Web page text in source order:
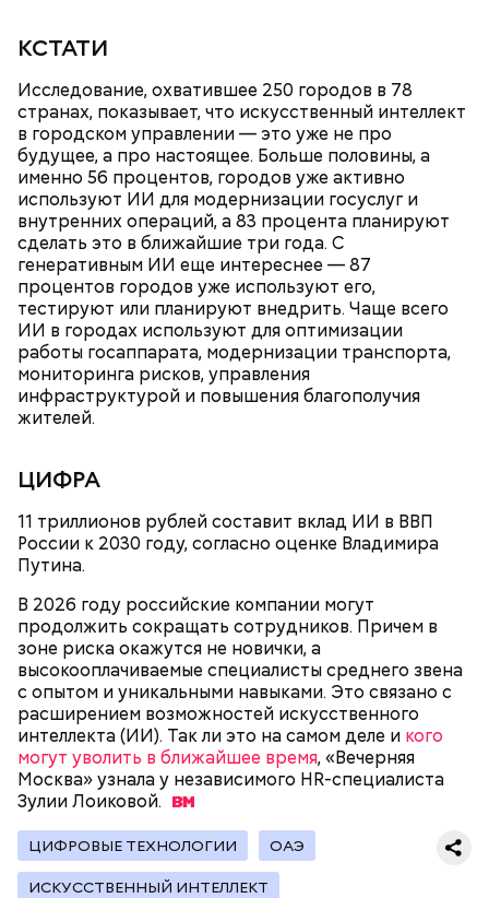
КСТАТИ
Исследование, охватившее 250 городов в 78
странах, показывает, что искусственный интеллект
в городском управлении — это уже не про
будущее, а про настоящее. Больше половины, а
именно 56 процентов, городов уже активно
используют ИИ для модернизации госуслуг и
внутренних операций, а 83 процента планируют
сделать это в ближайшие три года. С
генеративным ИИ еще интереснее — 87
процентов городов уже используют его,
тестируют или планируют внедрить. Чаще всего
ИИ в городах используют для оптимизации
работы госаппарата, модернизации транспорта,
мониторинга рисков, управления
инфраструктурой и повышения благополучия
жителей.
ЦИФРА
11 триллионов рублей составит вклад ИИ в ВВП
России к 2030 году, согласно оценке Владимира
Путина.
В 2026 году российские компании могут
продолжить сокращать сотрудников. Причем в
зоне риска окажутся не новички, а
высокооплачиваемые специалисты среднего звена
с опытом и уникальными навыками. Это связано с
расширением возможностей искусственного
интеллекта (ИИ). Так ли это на самом деле и кого
могут уволить в ближайшее время, «Вечерняя
Москва» узнала у независимого HR-специалиста
ЗулииЛоиковой.
ЦИФРОВЫЕ ТЕХНОЛОГИИ ОАЭ
ИСКУССТВЕННЫЙ ИНТЕЛЛЕКТ
Помимо этого, чтобысохранить управление
умными системамив доме при регулярных сбоях